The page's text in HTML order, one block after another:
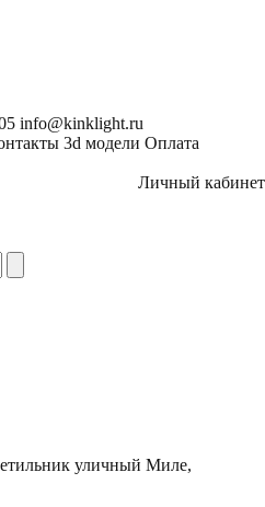
info@kinklight.ru
3d модели Оплата
Личный кабинет
уличный Миле,